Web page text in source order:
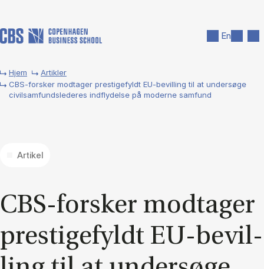
En
Hjem
Artikler
CBS-forsker modtager prestigefyldt EU-bevilling til at undersøge
civilsamfundslederes indflydelse på moderne samfund
Artikel
CBS-for­sker mod­ta­ger
pre­sti­ge­fyldt EU-be­vil­